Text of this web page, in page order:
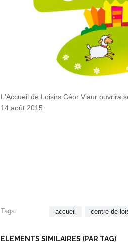
L'Accueil de Loisirs Céor Viaur ouvrira
14 août 2015
Tags: accueil centre de
ÉLÉMENTS SIMILAIRES (PAR TAG)